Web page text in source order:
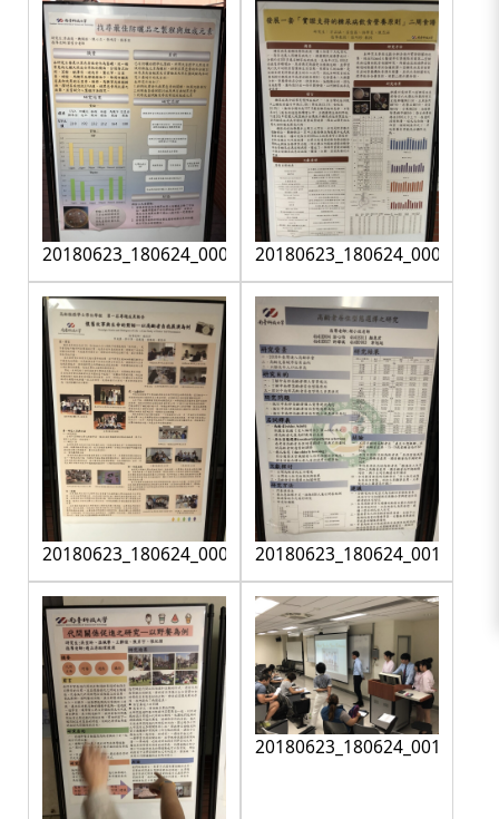
20180623_180624_0007 20180623_180624_0008
20180623_180624_0009 20180623_180624_0010
20180623_180624_0012